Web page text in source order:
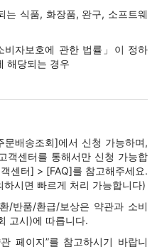
는 식품, 화장품, 완구, 소프트웨
비자보호에 관한 법률」이 정하
해당되는 경우
배송조회]에서 신청 가능하며,
객센터를 통해서만 신청 가능합
센터] > [FAQ]를 참고해주세요.
시면 빠르게 처리 가능합니다)
/반품/환급/보상은 약관과 소비
고시)에 따릅니다.
페이지”를 참고하시기 바랍니